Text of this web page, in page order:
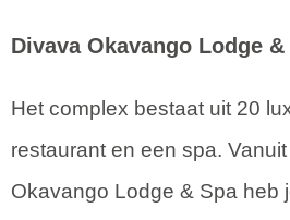
Divava Okavango Lodge &
Het complex bestaat uit 20
restaurant en een spa.
Okavango Lodge & Spa heb